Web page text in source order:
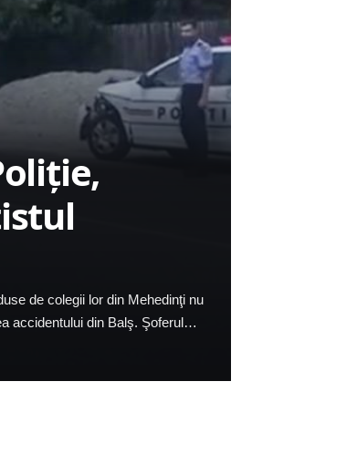
de colegii lor din Mehedinţi nu
accidentului din Balş. Şoferul…